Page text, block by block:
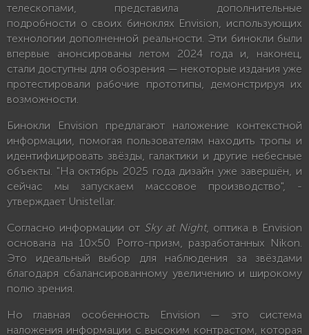
телескопами, представила дополнительные
подробности о своих биноклях Envision, использующих
технологии дополненной реальности. Эти бинокли были
впервые анонсированы летом 2024 года и, наконец,
стали доступны для обозрения — некоторые издания уже
протестировали рабочие прототипы, демонстрируя их
возможности.
Бинокли Envision предлагают наложение контекстной
информации, помогая пользователям находить тропы и
идентифицировать звёзды, галактики и другие небесные
объекты. "На октябрь 2025 года дизайн уже завершён, и
сейчас мы запускаем массовое производство", -
утверждает Unistellar.
Согласно информации от Sky at Night, оптика в Envision
основана на 10×50 Porro-призм, разработанных Nikon.
Это идеальный выбор для наблюдения за звёздами
благодаря сбалансированному увеличению и широкому
полю зрения.
Но главная особенность Envision — это система
наложения информации с высоким контрастом, которая